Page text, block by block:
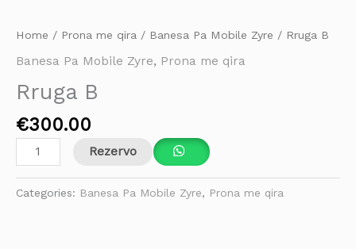
Home / Prona me qira / Banesa Pa Mobile Zyre / Rruga B
Banesa Pa Mobile Zyre, Prona me qira
Rruga B
€300.00
Rezervo
Categories: Banesa Pa Mobile Zyre, Prona me qira